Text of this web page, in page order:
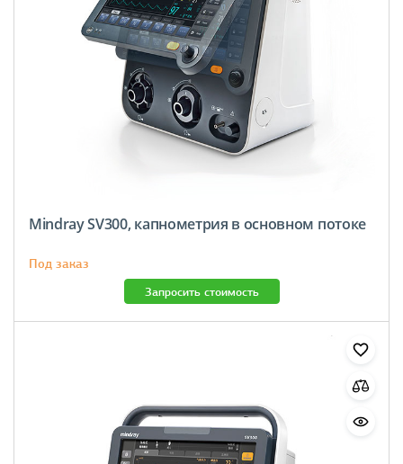
Mindray SV300, капнометрия в основном потоке
Под заказ
Запросить стоимость